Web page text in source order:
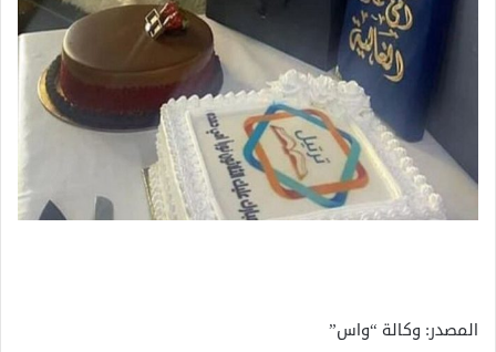
المصدر: وكالة “واس”